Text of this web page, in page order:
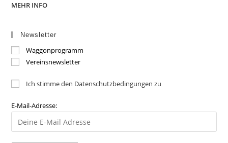
MEHR INFO
Newsletter
Waggonprogramm
Vereinsnewsletter
Ich stimme den Datenschutzbedingungen zu
E-Mail-Adresse: